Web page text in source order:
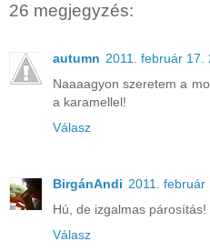
26 megjegyzés:
autumn 2011. február 17.
Naaaagyon szeretem a
a karamellel!
Válasz
BirgánAndi 2011. február
Hú, de izgalmas párosítás!
Válasz